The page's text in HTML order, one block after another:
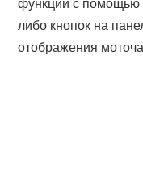
либо кнопок на
отображения